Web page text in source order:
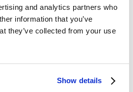
and analytics partners who
information that you’ve
they’ve collected from your use
Show details
su tono di bombetta e ombrello
gratuite
Collect in negozio in 1-2 giorni